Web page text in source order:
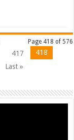
Page 418 of 576
417
418
Last »